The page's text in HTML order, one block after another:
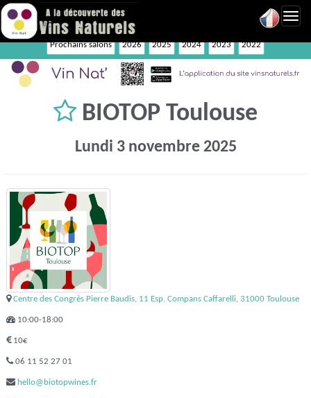
Prochains salons 2026 2025 2024 2023 2022
BIOTOP Toulouse
Lundi 3 novembre 2025
Centre des Congrès Pierre Baudis, 11 Esp. Compans Caffarelli, 31000 Toulouse
10:00-18:00
10€
06 11 52 27 01
hello@biotopwines.fr